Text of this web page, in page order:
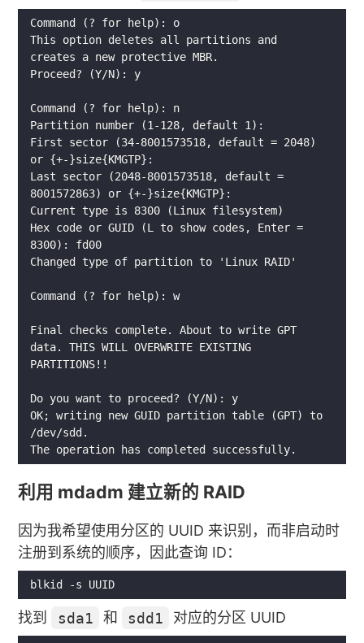
Command (? for help): o
This option deletes all partitions and
Proceed? (Y/N): y
Command (? for help): n
First sector (34-8001573518, default = 2048)
Last sector (2048-8001573518, default =
Hex code or GUID (L to show codes, Enter =
8300): fd00
Command (? for help): w
Final checks complete. About to write GPT
data. THIS WILL OVERWRITE EXISTING
Do you want to proceed? (Y/N): y
OK; writing new GUID partition table (GPT) to
利用 mdadm 建立新的 RAID
因为我希望使用分区的 UUID 来识别，而非启动时
注册到系统的顺序，因此查询 ID：
blkid -s UUID
找到 sda1 和 sdd1 对应的分区 UUID